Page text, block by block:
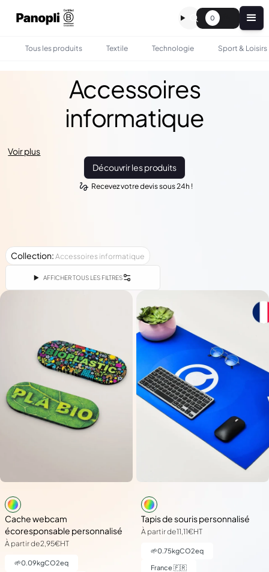
0
Tous les produits Textile Technologie Sport & Loisirs
Accessoires
informatique
Voir plus
Découvrir les produits
Recevez votre devis sous 24h !
Collection: Accessoires informatique
AFFICHER TOUS LES FILTRES
Cache webcam
écoresponsable personnalisé
À partir de2,95€HT
🌱0.09kgCO2eq
Tapis de souris personnalisé
À partir de11,11€HT
🌱0.75kgCO2eq
France 🇫🇷